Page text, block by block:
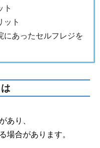
ト
ット
にあったセルフレジを
あり、
場合があります。